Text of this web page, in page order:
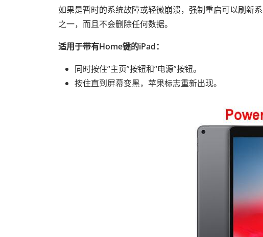
如果是暂时的系统故障或轻微崩溃，强制重启可以刷新
之一，而且不会删除任何数据。
适用于带有Home键的iPad：
同时按住“主页”按钮和“电源”按钮。
按住直到屏幕变黑，苹果标志重新出现。